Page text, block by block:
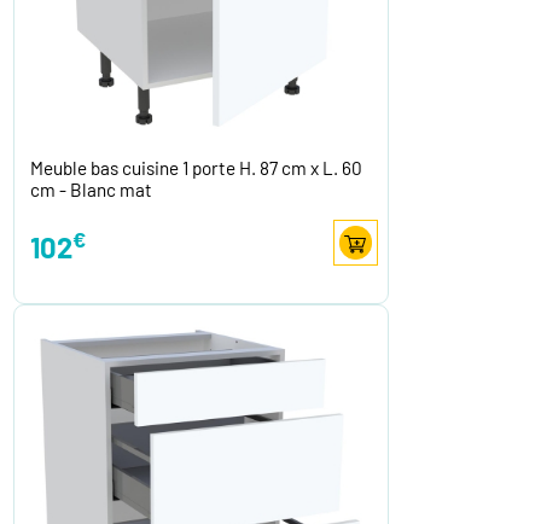
Meuble bas cuisine 1 porte H. 87 cm x L. 60
cm - Blanc mat
102€